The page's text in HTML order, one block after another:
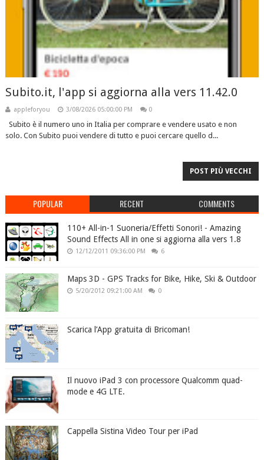
Subito.it, l'app si aggiorna alla vers 11.42.0
appleforyou 3/08/2026 05:00:00 PM 0
Subito è il numero uno in Italia per comprare e vendere usato e non
solo. Con Subito puoi vendere di tutto e puoi cercare quello d...
POST PIÙ VECCHI
POPULAR RECENT COMMENTS
110+ All-in-1 Suoneria/Effetti Sonori! - Amazing
Sound Effects All in one si aggiorna alla vers 1.8
12/12/2011 09:36:00 PM 6
Maps 3D - GPS Tracks for Bike, Hike, Ski & Outdoor
5/20/2012 09:21:00 AM 0
Scarica l’App gratuita di Bricoman!
Il nuovo iPad 3 con processore Qualcomm quad-
mode e 4G LTE.
Cappella Sistina Video Tour per iPad